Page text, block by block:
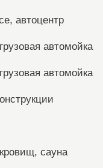
автоцентр
автомойка
автомойка
сауна